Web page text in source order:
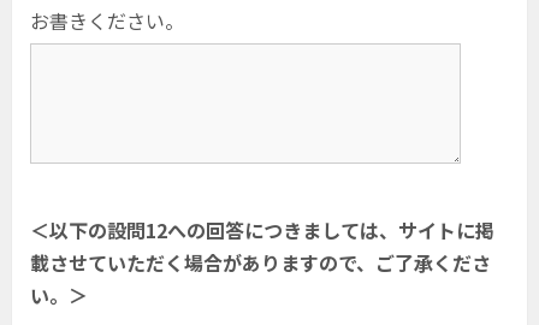
お書きください。
＜以下の設問12への回答につきましては、サイトに掲
載させていただく場合がありますので、ご了承くださ
い。＞